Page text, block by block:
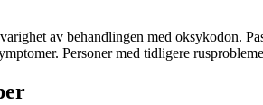
av behandlingen med oksykodon.
Personer med tidligere